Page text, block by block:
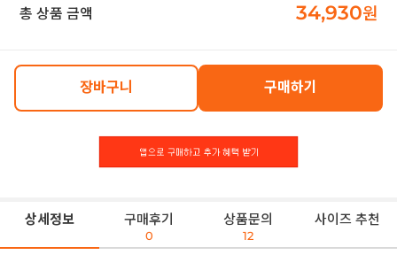
총 상품 금액 34,930원
장바구니 구매하기
상세정보 구매후기
0
상품문의
12
사이즈 추천